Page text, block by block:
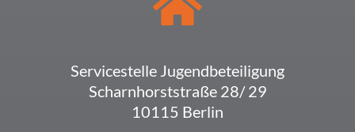
Service­stelle Jugendbeteiligung
Scharn­horst­straße 28/ 29
10115 Berlin